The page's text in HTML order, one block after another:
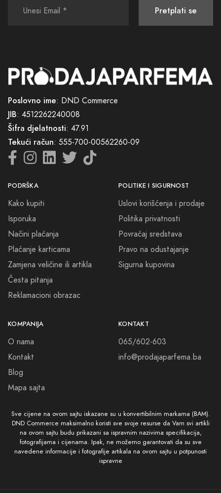
Pretplati se
Poslovno ime: DND Commerce
JIB: 4512262240008
Šifra djelatnosti: 47.91
Tekući račun: 555-700-00562260-09
PODRŠKA
Kako kupiti
Isporuka
Načini plaćanja
Plaćanje karticama
Zamjena veličine ili artikla
Česta pitanja
Reklamacioni obrazac
POLITIKE I SIGURNOST
Uslovi korišćenja i prodaje
Politika privatnosti
Povraćaj sredstava
Pravo na odustajanje
Sigurna kupovina
KOMPANIJA
O nama
Kontakt
Blog
Mapa sajta
KONTAKT
065/602-603
info@prodajaparfema.ba
Sve cijene na ovom sajtu iskazane su u konvertibilnim markama (BAM).
DND Commerce maksimalno koristi sve svoje resurse da Vam svi artikli
na ovom sajtu budu prikazani sa ispravnim nazivima specifikacija,
fotografijama i cijenama. Ipak, ne možemo garantovati da su sve
navedene informacije i fotografije artikala na ovom sajtu u potpunosti
ispravne